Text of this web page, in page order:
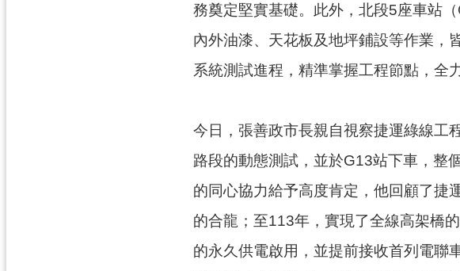
務奠定堅實基礎。此外，北段5座車站
內外油漆、天花板及地坪鋪設等作業，
系統測試進程，精準掌握工程節點，全
今日，張善政市長親自視察捷運綠線工
路段的動態測試，並於G13站下車，整
的同心協力給予高度肯定，他回顧了捷
的合龍；至113年，實現了全線高架橋
的永久供電啟用，並提前接收首列電聯